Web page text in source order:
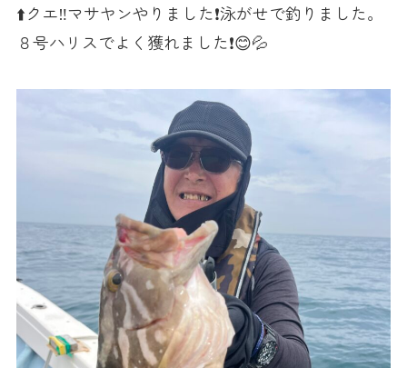
⬆️クエ‼️マサヤンやりました❗️泳がせで釣りました。
８号ハリスでよく獲れました❗️😊💦